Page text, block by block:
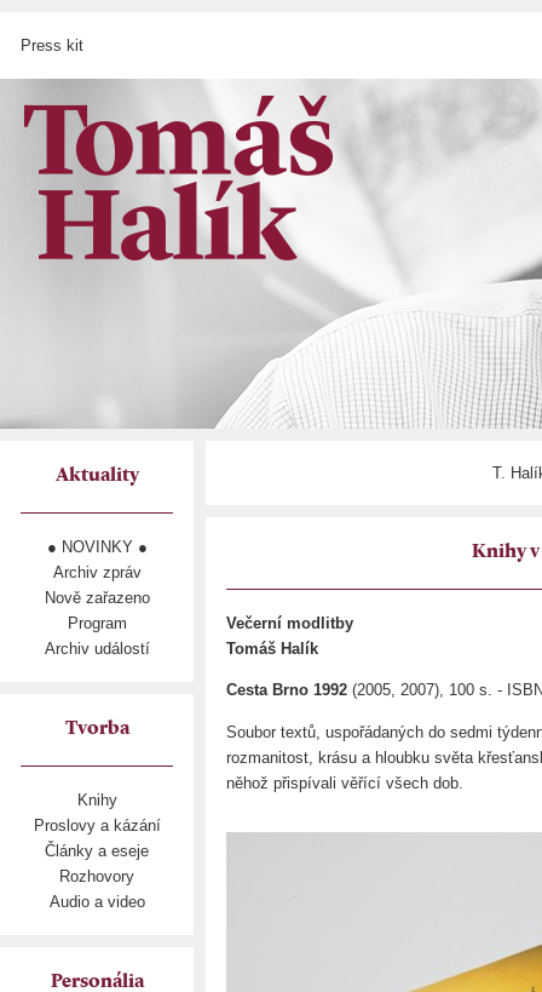
Press kit
Aktuality
● NOVINKY ●
Archiv zpráv
Nově zařazeno
Program
Archiv událostí
Tvorba
Knihy
Proslovy a kázání
Články a eseje
Rozhovory
Audio a video
Personália
T.
Knihy v
Večerní modlitby
Tomáš Halík
Cesta Brno 1992 (2005, 2007), 100 s. -
Soubor textů, uspořádaných do sedmi
rozmanitost, krásu a hloubku světa
něhož přispívali věřící všech dob.